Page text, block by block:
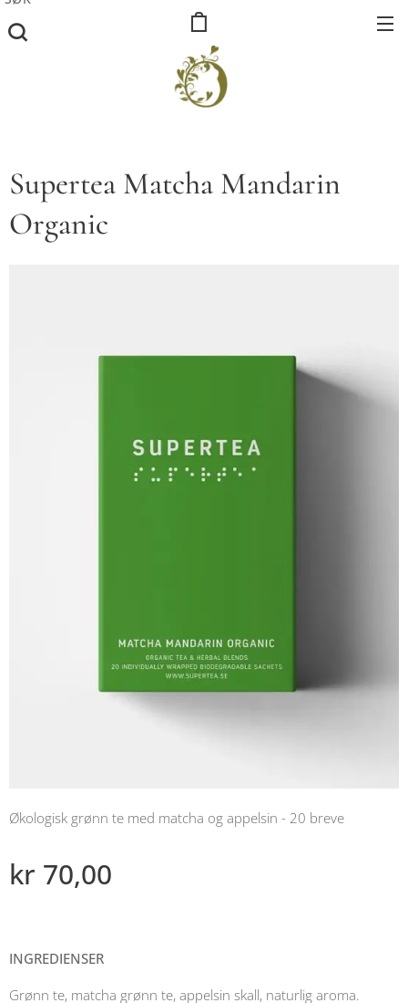
Supertea Matcha Mandarin
Organic
Økologisk grønn te med matcha og appelsin - 20 breve
kr 70,00
INGREDIENSER
Grønn te, matcha grønn te, appelsin skall, naturlig aroma.